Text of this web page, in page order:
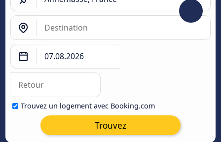
Trouvez un logement avec Booking.com
Trouvez